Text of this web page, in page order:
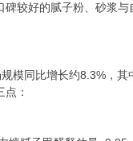
较好的腻子粉、砂浆
模同比增长约8.3%，
：